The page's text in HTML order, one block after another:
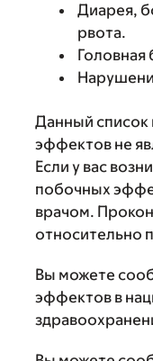
Диарея,
рвота.
Головная
Данный
эффектов не
Если у вас
побочных
врачом.
относительно
Вы можете
эффектов в